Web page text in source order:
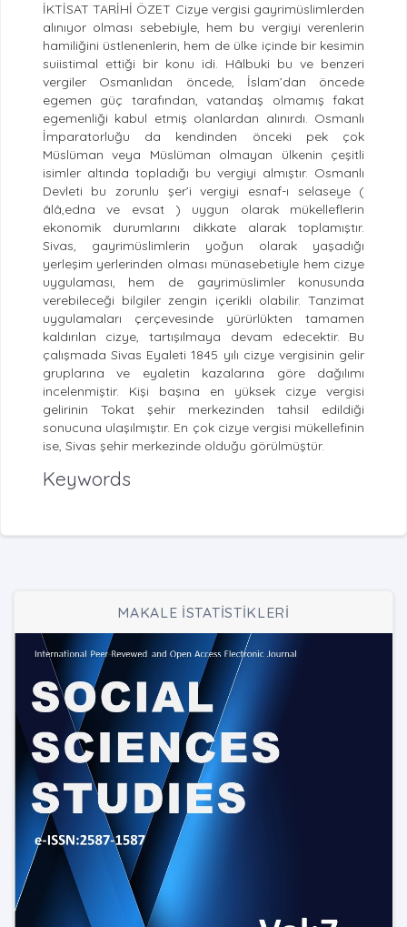
İKTİSAT TARİHİ ÖZET Cizye vergisi gayrimüslimlerden
alınıyor olması sebebiyle, hem bu vergiyi verenlerin
hamiliğini üstlenenlerin, hem de ülke içinde bir kesimin
suiistimal ettiği bir konu idi. Hâlbuki bu ve benzeri
vergiler Osmanlıdan öncede, İslam’dan öncede
egemen güç tarafından, vatandaş olmamış fakat
egemenliği kabul etmiş olanlardan alınırdı. Osmanlı
İmparatorluğu da kendinden önceki pek çok
Müslüman veya Müslüman olmayan ülkenin çeşitli
isimler altında topladığı bu vergiyi almıştır. Osmanlı
Devleti bu zorunlu şer’i vergiyi esnaf-ı selaseye (
âlâ,edna ve evsat ) uygun olarak mükelleflerin
ekonomik durumlarını dikkate alarak toplamıştır.
Sivas, gayrimüslimlerin yoğun olarak yaşadığı
yerleşim yerlerinden olması münasebetiyle hem cizye
uygulaması, hem de gayrimüslimler konusunda
verebileceği bilgiler zengin içerikli olabilir. Tanzimat
uygulamaları çerçevesinde yürürlükten tamamen
kaldırılan cizye, tartışılmaya devam edecektir. Bu
çalışmada Sivas Eyaleti 1845 yılı cizye vergisinin gelir
gruplarına ve eyaletin kazalarına göre dağılımı
incelenmiştir. Kişi başına en yüksek cizye vergisi
gelirinin Tokat şehir merkezinden tahsil edildiği
sonucuna ulaşılmıştır. En çok cizye vergisi mükellefinin
ise, Sivas şehir merkezinde olduğu görülmüştür.
Keywords
MAKALE İSTATİSTİKLERİ